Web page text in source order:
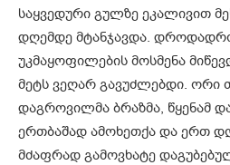
საყვედური გულზე ეკალივით
დღემდე მტანჯავდა.
უკმაყოფილების მოსმენა
მეტს ვეღარ გავუძლებდი. ორი
დაგროვილმა ბრაზმა, წყენამ
ერთბაშად ამოხეთქა და ერთ
მძაფრად გამოვხატე